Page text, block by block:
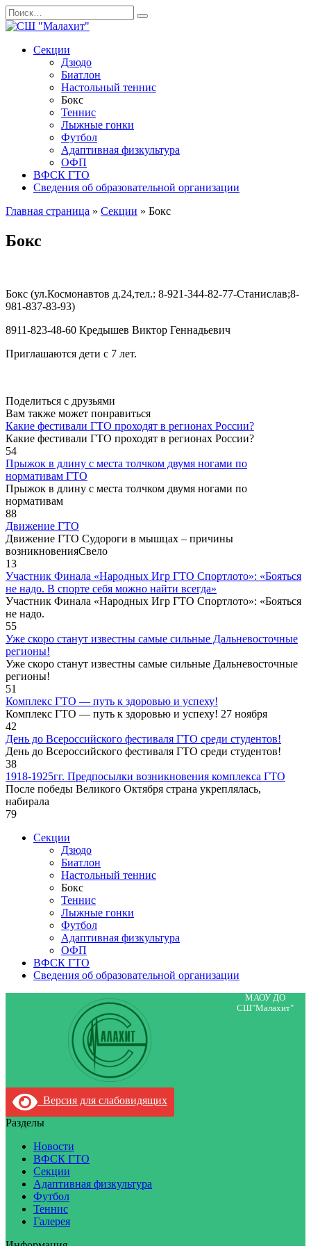
Перейти
к
Search
for:
Секции
Дзюдо
Биатлон
Настольный теннис
Бокс
Теннис
Лыжные гонки
Футбол
Адаптивная физкультура
ОФП
ВФСК ГТО
Сведения об образовательной организации
Главная страница » Секции » Бокс
Бокс
Бокс (ул.Космонавтов д.24,тел.: 8-921-344-82-77-Станислав;8-
981-837-83-93)
8911-823-48-60 Кредышев Виктор Геннадьевич
Приглашаются дети с 7 лет.
Поделиться с друзьями
Вам также может понравиться
Какие фестивали ГТО проходят в регионах России?
Какие фестивали ГТО проходят в регионах России?
54
Прыжок в длину с места толчком двумя ногами по
нормативам ГТО
Прыжок в длину с места толчком двумя ногами по
нормативам
88
Движение ГТО
Движение ГТО Судороги в мышцах – причины
возникновенияСвело
13
Участник Финала «Народных Игр ГТО Спортлото»: «Бояться
не надо. В спорте себя можно найти всегда»
Участник Финала «Народных Игр ГТО Спортлото»: «Бояться
не надо.
55
Уже скоро станут известны самые сильные Дальневосточные
регионы!
Уже скоро станут известны самые сильные Дальневосточные
регионы!
51
Комплекс ГТО — путь к здоровью и успеху!
Комплекс ГТО — путь к здоровью и успеху! 27 ноября
42
День до Всероссийского фестиваля ГТО среди студентов!
День до Всероссийского фестиваля ГТО среди студентов!
38
1918-1925гг. Предпосылки возникновения комплекса ГТО
После победы Великого Октября страна укреплялась,
набирала
79
Секции
Дзюдо
Биатлон
Настольный теннис
Бокс
Теннис
Лыжные гонки
Футбол
Адаптивная физкультура
ОФП
ВФСК ГТО
Сведения об образовательной организации
МАОУ ДО
СШ"Малахит"
Версия для слабовидящих
Разделы
Новости
ВФСК ГТО
Секции
Адаптивная физкультура
Футбол
Теннис
Галерея